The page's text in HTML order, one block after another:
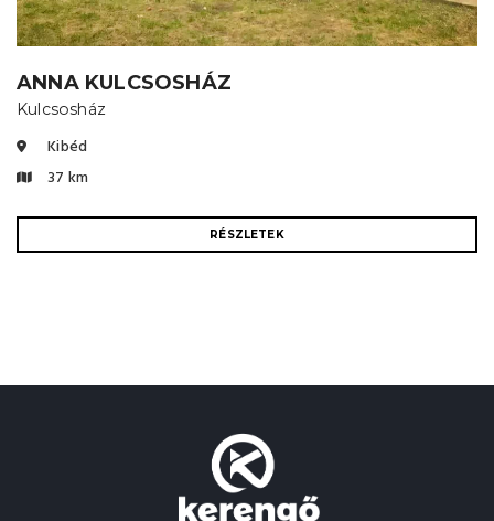
ANNA KULCSOSHÁZ
Kulcsosház
Kibéd
37 km
RÉSZLETEK